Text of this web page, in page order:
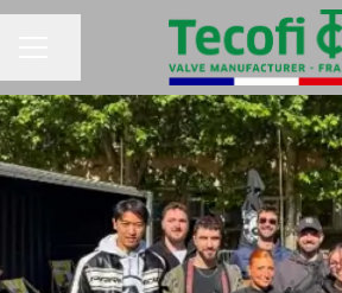
Partager la page